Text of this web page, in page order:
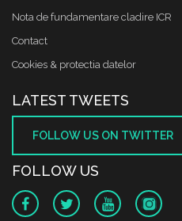
Nota de fundamentare cladire ICR
Contact
Cookies & protectia datelor
LATEST TWEETS
FOLLOW US ON TWITTER
FOLLOW US